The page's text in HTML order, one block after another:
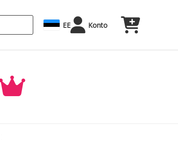
EE Konto